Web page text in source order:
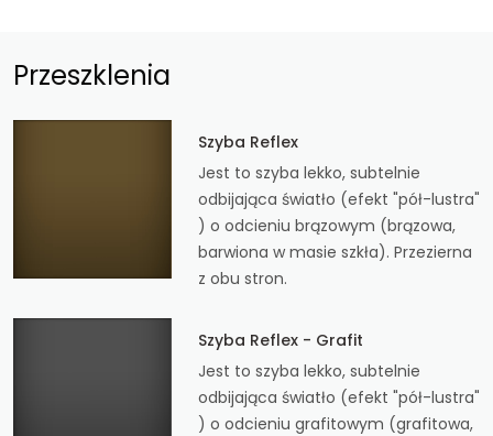
Przeszklenia
Szyba Reflex
Jest to szyba lekko, subtelnie
odbijająca światło (efekt "pół-lustra"
) o odcieniu brązowym (brązowa,
barwiona w masie szkła). Przezierna
z obu stron.
Szyba Reflex - Grafit
Jest to szyba lekko, subtelnie
odbijająca światło (efekt "pół-lustra"
) o odcieniu grafitowym (grafitowa,